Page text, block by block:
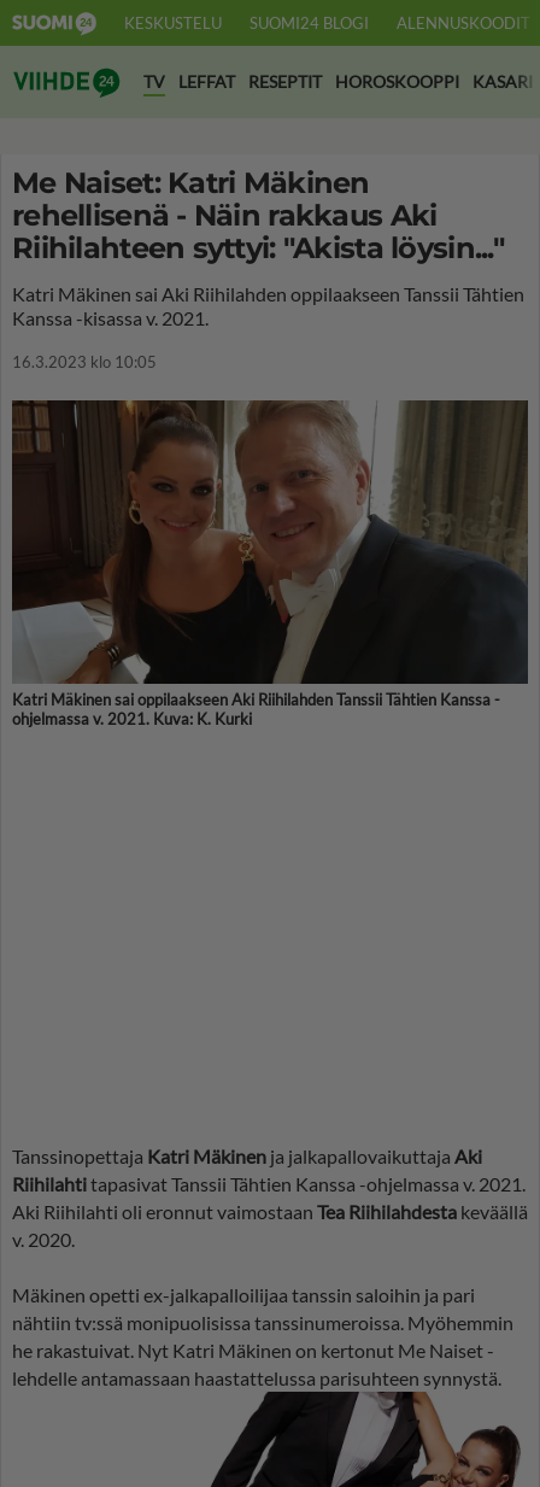
KESKUSTELU SUOMI24 BLOGI ALENNUSKOODIT
Suomi24 Viihde
TV LEFFAT RESEPTIT HOROSKOOPPI KASARI
Me Naiset: Katri Mäkinen
rehellisenä - Näin rakkaus Aki
Riihilahteen syttyi: "Akista löysin..."
Katri Mäkinen sai Aki Riihilahden oppilaakseen Tanssii Tähtien
Kanssa -kisassa v. 2021.
16.3.2023 klo 10:05
Katri Mäkinen sai oppilaakseen Aki Riihilahden Tanssii Tähtien Kanssa -
ohjelmassa v. 2021. Kuva: K. Kurki
Tanssinopettaja Katri Mäkinen ja jalkapallovaikuttaja Aki
Riihilahtitapasivat Tanssii Tähtien Kanssa -ohjelmassa v. 2021.
Aki Riihilahti oli eronnut vaimostaan Tea Riihilahdesta keväällä
v. 2020.
Mäkinen opetti ex-jalkapalloilijaa tanssin saloihin ja pari
nähtiin tv:ssä monipuolisissa tanssinumeroissa. Myöhemmin
he rakastuivat. Nyt Katri Mäkinen on kertonut Me Naiset -
lehdelle antamassaan haastattelussa parisuhteen synnystä.